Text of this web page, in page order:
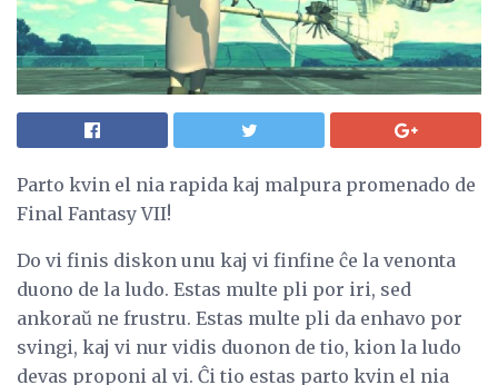
Parto kvin el nia rapida kaj malpura promenado de
Final Fantasy VII!
Do vi finis diskon unu kaj vi finfine ĉe la venonta
duono de la ludo. Estas multe pli por iri, sed
ankoraŭ ne frustru. Estas multe pli da enhavo por
svingi, kaj vi nur vidis duonon de tio, kion la ludo
devas proponi al vi. Ĉi tio estas parto kvin el nia